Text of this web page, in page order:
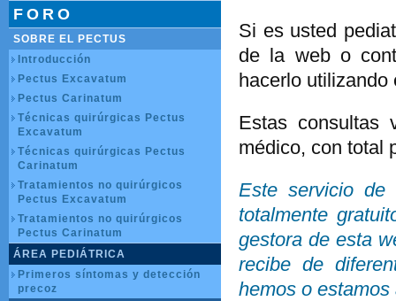
Si es usted
de la web o
hacerlo utilizando
Estas consultas
médico, con total
Este servicio de
totalmente
gestora de esta
recibe de
hemos o estamos
FORO
SOBRE EL PECTUS
Introducción
Pectus Excavatum
Pectus Carinatum
Técnicas quirúrgicas Pectus
Excavatum
Técnicas quirúrgicas Pectus
Carinatum
Tratamientos no quirúrgicos
Pectus Excavatum
Tratamientos no quirúrgicos
Pectus Carinatum
ÁREA PEDIÁTRICA
Primeros síntomas y detección
precoz